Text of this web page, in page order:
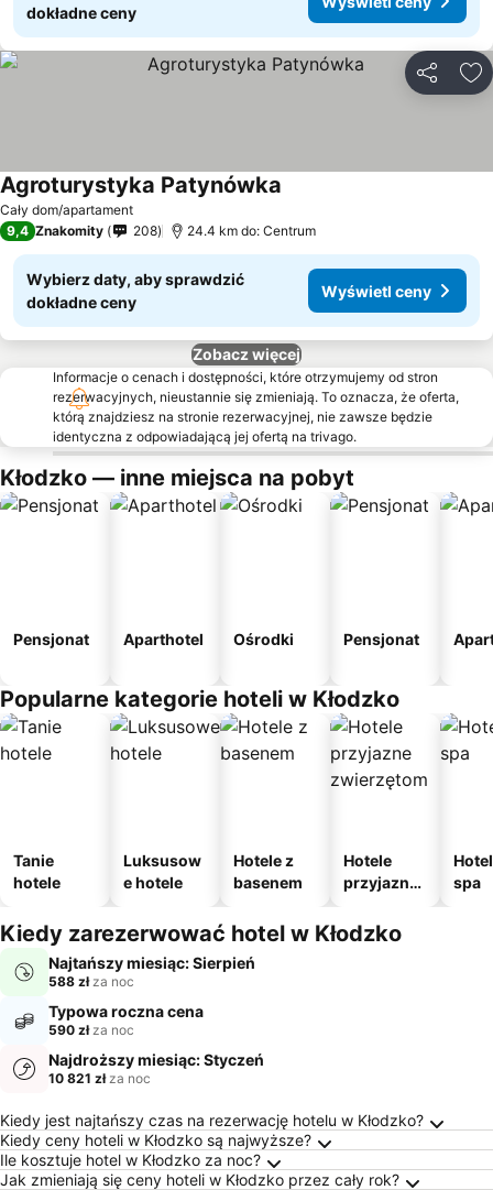
dokładne ceny
Cały dom/apartament
Agroturystyka Patynówka
9,4 Znakomity 208 24.4 km do: Centrum
Wybierz daty, aby sprawdzić
dokładne ceny
Wyświetl ceny
Zobacz więcej
Informacje o cenach i dostępności, które otrzymujemy od stron
rezerwacyjnych, nieustannie się zmieniają. To oznacza, że oferta,
którą znajdziesz na stronie rezerwacyjnej, nie zawsze będzie
identyczna z odpowiadającą jej ofertą na trivago.
Kłodzko — inne miejsca na pobyt
Pensjonat Aparthotel Ośrodki Pensjonat
Popularne kategorie hoteli w Kłodzko
Tanie
hotele
Luksusow
e hotele
Hotele z
basenem
Hotele
przyjazne
m
spa
Kiedy zarezerwować hotel w Kłodzko
Najtańszy miesiąc: Sierpień
588 złza noc
Typowa roczna cena
590 złza noc
Najdroższy miesiąc: Styczeń
10 821 złza noc
Najczęściej Zadawane Pytania o Kłodzko
Kiedy jest najtańszy czas na rezerwację hotelu w Kłodzko?
Kiedy ceny hoteli w Kłodzko są najwyższe?
Ile kosztuje hotel w Kłodzko za noc?
Jak zmieniają się ceny hoteli w Kłodzko przez cały rok?